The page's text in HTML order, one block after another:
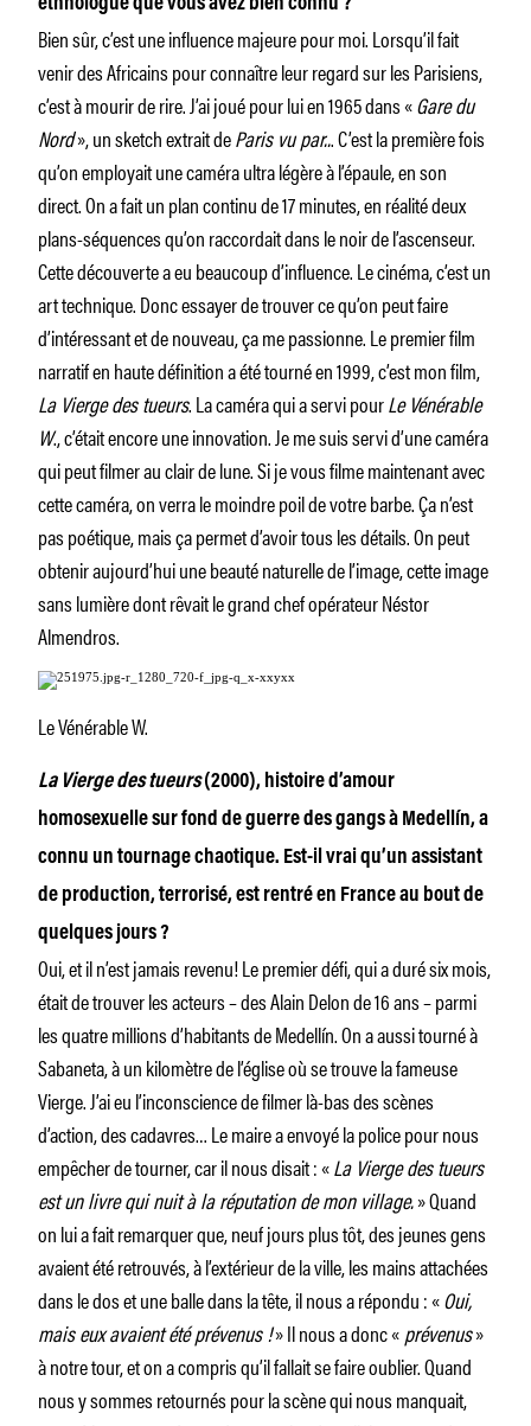
ethnologue que vous avez bien connu ?
Bien sûr, c’est une influence majeure pour moi. Lorsqu’il fait
venir des Africains pour connaître leur regard sur les Parisiens,
c’est à mourir de rire. J’ai joué pour lui en 1965 dans «Gare du
Nord», un sketch extrait deParis vu par... C’est la première fois
qu’on employait une caméra ultra légère à l’épaule, en son
direct. On a fait un plan continu de 17 minutes, en réalité deux
plans-séquences qu’on raccordait dans le noir de l’ascenseur.
Cette découverte a eu beaucoup d’influence. Le cinéma, c’est un
art technique. Donc essayer de trouver ce qu’on peut faire
d’intéressant et de nouveau, ça me passionne. Le premier film
narratif en haute définition a été tourné en 1999, c’est mon film,
La Vierge des tueurs. La caméra qui a servi pourLe Vénérable
W., c’était encore une innovation. Je me suis servi d’une caméra
qui peut filmer au clair de lune. Si je vous filme maintenant avec
cette caméra, on verra le moindre poil de votre barbe. Ça n’est
pas poétique, mais ça permet d’avoir tous les détails. On peut
obtenir aujourd’hui une beauté naturelle de l’image, cette image
sans lumière dont rêvait le grand chef opérateur Néstor
Almendros.
Le Vénérable W.
La Vierge des tueurs(2000), histoire d’amour
homosexuelle sur fond de guerre des gangs à Medellín, a
connu un tournage chaotique. Est-il vrai qu’un assistant
de production, terrorisé, est rentré en France au bout de
quelques jours ?
Oui, et il n’est jamais revenu! Le premier défi, qui a duré six mois,
était de trouver les acteurs – des Alain Delon de 16 ans – parmi
les quatre millions d’habitants de Medellín. On a aussi tourné à
Sabaneta, à un kilomètre de l’église où se trouve la fameuse
Vierge. J’ai eu l’inconscience de filmer là-bas des scènes
d’action, des cadavres… Le maire a envoyé la police pour nous
empêcher de tourner, car il nous disait : «La Vierge des tueurs
est un livre qui nuit à la réputation de mon village.» Quand
on lui a fait remarquer que, neuf jours plus tôt, des jeunes gens
avaient été retrouvés, à l’extérieur de la ville, les mains attachées
dans le dos et une balle dans la tête, il nous a répondu : «Oui,
mais eux avaient été prévenus !» Il nous a donc «prévenus»
à notre tour, et on a compris qu’il fallait se faire oublier. Quand
nous y sommes retournés pour la scène qui nous manquait,